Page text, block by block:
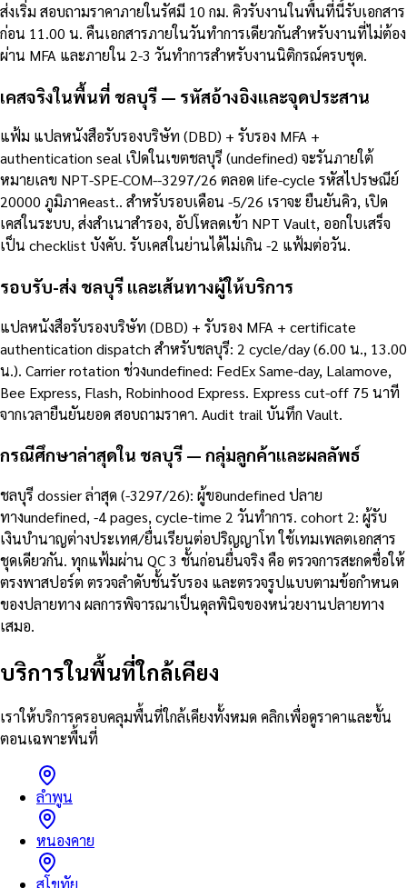
ส่งเริ่ม สอบถามราคาภายในรัศมี 10 กม. คิวรับงานในพื้นที่นี้รับเอกสาร
ก่อน 11.00 น. คืนเอกสารภายในวันทำการเดียวกันสำหรับงานที่ไม่ต้อง
ผ่าน MFA และภายใน 2-3 วันทำการสำหรับงานนิติกรณ์ครบชุด.
เคสจริงในพื้นที่ ชลบุรี — รหัสอ้างอิงและจุดประสาน
แฟ้ม แปลหนังสือรับรองบริษัท (DBD) + รับรอง MFA +
authentication seal เปิดในเขตชลบุรี (undefined) จะรันภายใต้
หมายเลข NPT-SPE-COM--3297/26 ตลอด life-cycle รหัสไปรษณีย์
20000 ภูมิภาคeast.. สำหรับรอบเดือน -5/26 เราจะ ยืนยันคิว, เปิด
เคสในระบบ, ส่งสำเนาสำรอง, อัปโหลดเข้า NPT Vault, ออกใบเสร็จ
เป็น checklist บังคับ. รับเคสในย่านได้ไม่เกิน -2 แฟ้มต่อวัน.
รอบรับ-ส่ง ชลบุรี และเส้นทางผู้ให้บริการ
แปลหนังสือรับรองบริษัท (DBD) + รับรอง MFA + certificate
authentication dispatch สำหรับชลบุรี: 2 cycle/day (6.00 น., 13.00
น.). Carrier rotation ช่วงundefined: FedEx Same-day, Lalamove,
Bee Express, Flash, Robinhood Express. Express cut-off 75 นาที
จากเวลายืนยันยอด สอบถามราคา. Audit trail บันทึก Vault.
กรณีศึกษาล่าสุดใน ชลบุรี — กลุ่มลูกค้าและผลลัพธ์
ชลบุรี dossier ล่าสุด (-3297/26): ผู้ขอundefined ปลาย
ทางundefined, -4 pages, cycle-time 2 วันทำการ. cohort 2: ผู้รับ
เงินบำนาญต่างประเทศ/ยื่นเรียนต่อปริญญาโท ใช้เทมเพลตเอกสาร
ชุดเดียวกัน. ทุกแฟ้มผ่าน QC 3 ชั้นก่อนยื่นจริง คือ ตรวจการสะกดชื่อให้
ตรงพาสปอร์ต ตรวจลำดับชั้นรับรอง และตรวจรูปแบบตามข้อกำหนด
ของปลายทาง ผลการพิจารณาเป็นดุลพินิจของหน่วยงานปลายทาง
เสมอ.
บริการในพื้นที่ใกล้เคียง
เราให้บริการครอบคลุมพื้นที่ใกล้เคียงทั้งหมด คลิกเพื่อดูราคาและขั้น
ตอนเฉพาะพื้นที่
ลำพูน
หนองคาย
สุโขทัย